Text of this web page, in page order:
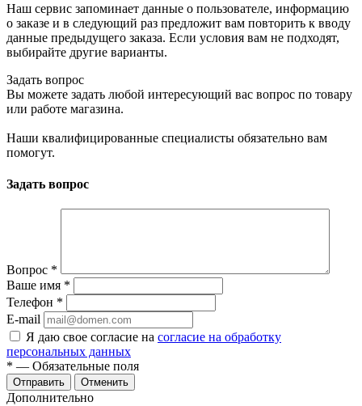
Наш сервис запоминает данные о пользователе, информацию
о заказе и в следующий раз предложит вам повторить к вводу
данные предыдущего заказа. Если условия вам не подходят,
выбирайте другие варианты.
Задать вопрос
Вы можете задать любой интересующий вас вопрос по товару
или работе магазина.
Наши квалифицированные специалисты обязательно вам
помогут.
Задать вопрос
Вопрос *
Ваше имя *
Телефон *
E-mail
Я даю свое согласие на согласие на обработку
персональных данных
* — Обязательные поля
Отменить
Дополнительно